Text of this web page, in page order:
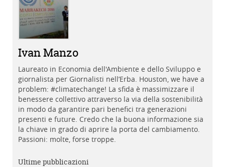
Ivan Manzo
Laureato in Economia dell'Ambiente e dello Sviluppo e
giornalista per Giornalisti nell’Erba. Houston, we have a
problem: #climatechange! La sfida è massimizzare il
benessere collettivo attraverso la via della sostenibilità
in modo da garantire pari benefici tra generazioni
presenti e future. Credo che la buona informazione sia
la chiave in grado di aprire la porta del cambiamento.
Passioni: molte, forse troppe.
Ultime pubblicazioni